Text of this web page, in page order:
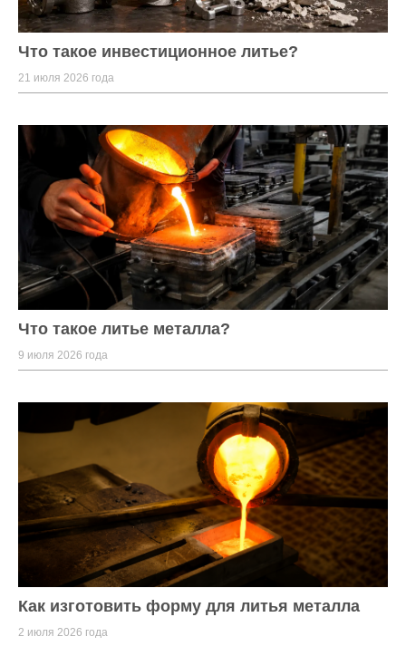
Что такое инвестиционное литье?
21 июля 2026 года
Что такое литье металла?
9 июля 2026 года
Как изготовить форму для литья металла
2 июля 2026 года